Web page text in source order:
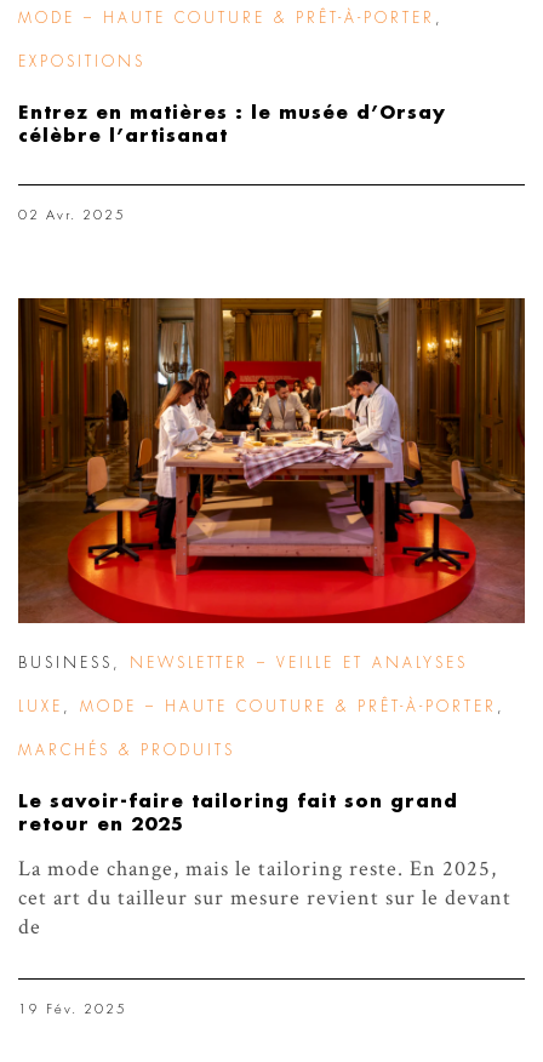
MODE – HAUTE COUTURE & PRÊT-À-PORTER
EXPOSITIONS
Entrez en matières : le musée d’Orsay
célèbre l’artisanat
02 Avr. 2025
BUSINESS NEWSLETTER – VEILLE ET ANALYSES
LUXE MODE – HAUTE COUTURE & PRÊT-À-PORTER
MARCHÉS & PRODUITS
Le savoir-faire tailoring fait son grand
retour en 2025
La mode change, mais le tailoring reste. En 2025,
cet art du tailleur sur mesure revient sur le devant
de
19 Fév. 2025